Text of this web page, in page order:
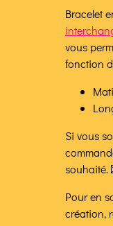
Bracelet
vous
fonction
Si vous
souhaité.
Pour en
création,